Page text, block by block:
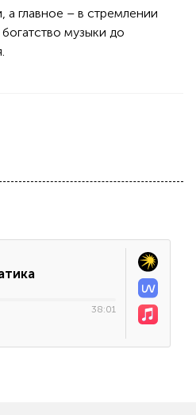
а главное – в стремлении
музыки до
38:01